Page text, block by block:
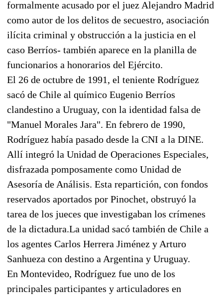
formalmente acusado por el juez Alejandro Madrid
como autor de los delitos de secuestro, asociación
ilícita criminal y obstrucción a la justicia en el
caso Berríos- también aparece en la planilla de
funcionarios a honorarios del Ejército.
El 26 de octubre de 1991, el teniente Rodríguez
sacó de Chile al químico Eugenio Berríos
clandestino a Uruguay, con la identidad falsa de
"Manuel Morales Jara". En febrero de 1990,
Rodríguez había pasado desde la CNI a la DINE.
Allí integró la Unidad de Operaciones Especiales,
disfrazada pomposamente como Unidad de
Asesoría de Análisis. Esta repartición, con fondos
reservados aportados por Pinochet, obstruyó la
tarea de los jueces que investigaban los crímenes
de la dictadura.La unidad sacó también de Chile a
los agentes Carlos Herrera Jiménez y Arturo
Sanhueza con destino a Argentina y Uruguay.
En Montevideo, Rodríguez fue uno de los
principales participantes y articuladores en